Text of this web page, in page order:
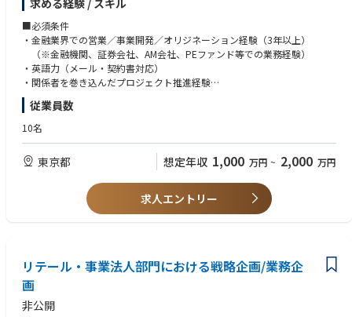
・金融機関、アレンジャー、スポンサー、アセットマネージャーその他マ
ーケット関係者とのリレーション構築
・新規顧客開拓及び新規案件の獲得
・営業戦略の企画、立案及び実行
2. ストラクチャリング・提案業務
・顧客ニーズの把握及び各種ソリューションの提案
・受託条件の調整並びに手数料提案書等の作成
・商品内容、リスク及び契約条件に関する説明
3. 案件受託・プロジェクトマネジメント
・社内関係部署との案件受託条件及び受託可否の調整
・顧客デューデリジェンス（CDD/KYC）及び取引適合性確認の実施
・受託からクロージングまでの案件管理
4. クライアントリレーション
5. 商品開発・事業開発
・市場動向及び投資家ニーズの調査・分析
・新たな信託商品及びストラクチャーの企画・開発
・法務・コンプライアンス部門と連携した新サービスの導入検討
求める経験 / スキル
■必須条件
・金融業界での営業／事業開発／オリジネーション経験（3年以上）
（※金融機関、証券会社、AM会社、PEファンド等での業務経験）
・英語力（メール・契約書対応）
・関係者を巻き込んだプロジェクト推進経験
・高い提案・交渉力と案件推進力
■歓迎条件
・信託スキーム・信託商品の知識・経験
・シンジケートローン等のファイナンス実務経験
・金融関連法令の知識​‌
・クロスボーダー案件の経験​
・金融分野への知的好奇心と学習意欲がある方
・顧客志向で信頼関係を構築できる方
・高いコンプライアンス意識を持つ方
・変化を楽しみ、事業成長に貢献できる方
従業員数
10名
東京都 想定年収 1,000 万円 ~ 2,000 万円
求人エントリー
リテール・事業法人部門における戦略企画/業務企
画
非公開